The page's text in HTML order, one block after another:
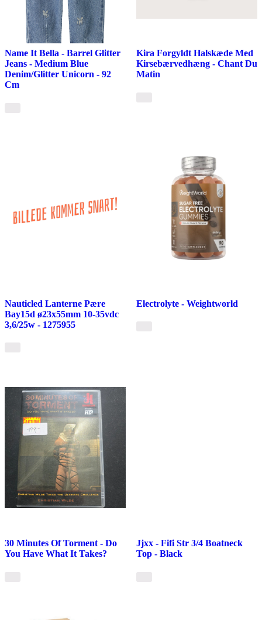
Name It Bella - Barrel Glitter
Jeans - Medium Blue
Denim/Glitter Unicorn - 92
Cm
Kira Forgyldt Halskæde Med
Kirsebærvedhæng - Chant Du
Matin
Nauticled Lanterne Pære
Bay15d ø23x55mm 10-35vdc
3,6/25w - 1275955
Electrolyte - Weightworld
30 Minutes Of Torment - Do
You Have What It Takes?
Jjxx - Fifi Str 3/4 Boatneck
Top - Black